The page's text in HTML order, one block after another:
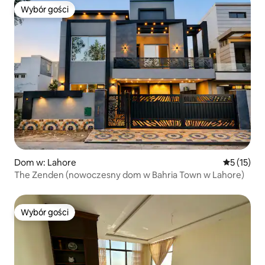
Wybór gości
Wybór gości
Dom w: Lahore Średnia
5 (15)
The Zenden (nowoczesny dom w Bahria Town w Lahore)
Wybór gości
Wybór gości